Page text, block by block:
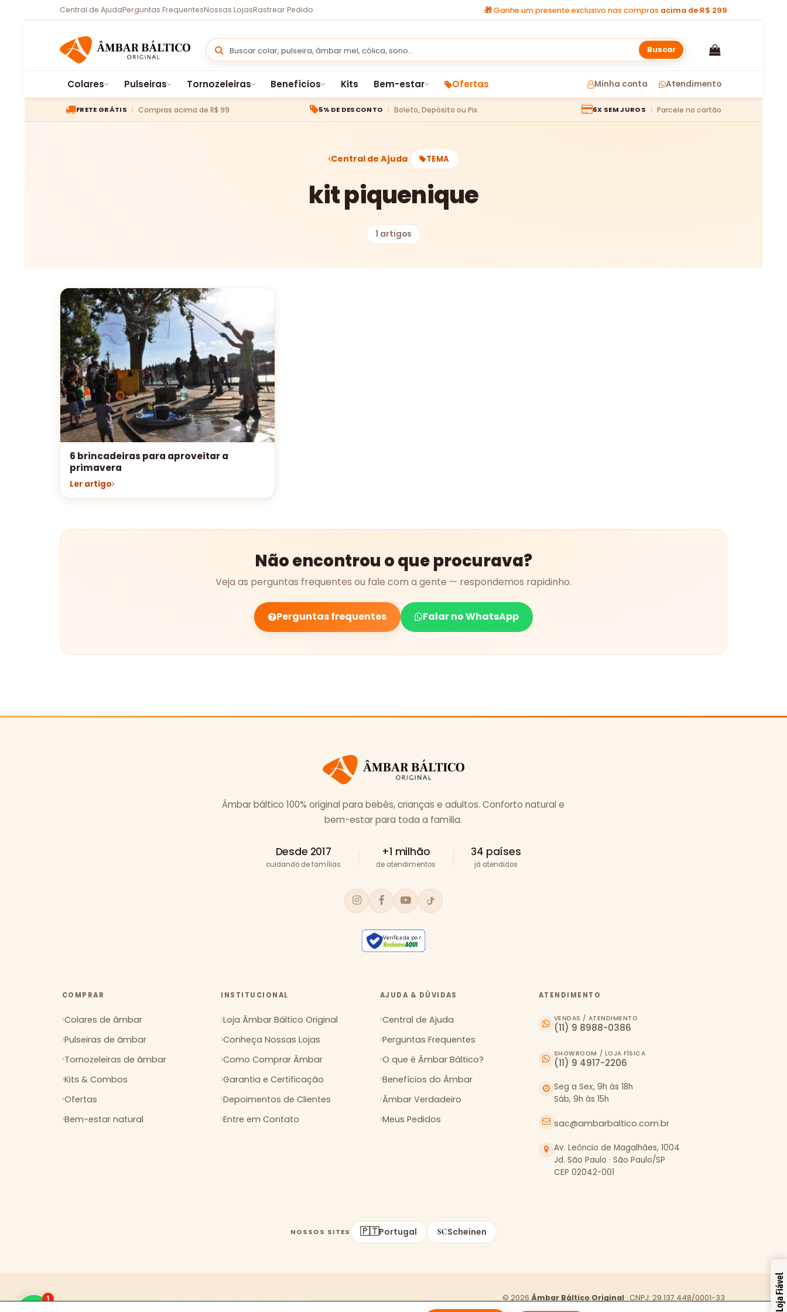
Central de AjudaPerguntas FrequentesNossas LojasRastrear Pedido 🎁Ganhe um presente exclusivo nas compras acima de R$ 299
Buscar
Colares Pulseiras Tornozeleiras Benefícios Kits Bem-estar Ofertas Minha conta Atendimento
FRETE GRÁTIS Compras acima de R$ 99 5% DE DESCONTO Boleto, Depósito ou Pix 6X SEM JUROS Parcele no cartão
Central de Ajuda TEMA
kit piquenique
1 artigos
6 brincadeiras para aproveitar a
primavera
Ler artigo
Não encontrou o que procurava?
Veja as perguntas frequentes ou fale com a gente — respondemos rapidinho.
Perguntas frequentes Falar no WhatsApp
Âmbar báltico 100% original para bebês, crianças e adultos. Conforto natural e
bem-estar para toda a família.
Desde 2017
cuidando de famílias
+1 milhão
de atendimentos
34 países
já atendidos
Verificada por
COMPRAR
Colares de âmbar
Pulseiras de âmbar
Tornozeleiras de âmbar
Kits & Combos
Ofertas
Bem-estar natural
INSTITUCIONAL
Loja Âmbar Báltico Original
Conheça Nossas Lojas
Como Comprar Âmbar
Garantia e Certificação
Depoimentos de Clientes
Entre em Contato
AJUDA & DÚVIDAS
Central de Ajuda
Perguntas Frequentes
O que é Âmbar Báltico?
Benefícios do Âmbar
Âmbar Verdadeiro
Meus Pedidos
ATENDIMENTO
VENDAS / ATENDIMENTO
(11) 9 8988-0386
SHOWROOM / LOJA FÍSICA
(11) 9 4917-2206
Seg a Sex, 9h às 18h
Sáb, 9h às 15h
sac@ambarbaltico.com.br
Av. Leôncio de Magalhães, 1004
Jd. São Paulo · São Paulo/SP
CEP 02042-001
NOSSOS SITES 🇵🇹Portugal Scheinen
© 2026 Âmbar Báltico Original · CNPJ: 29.137.448/0001-33
1 Loja Fiável